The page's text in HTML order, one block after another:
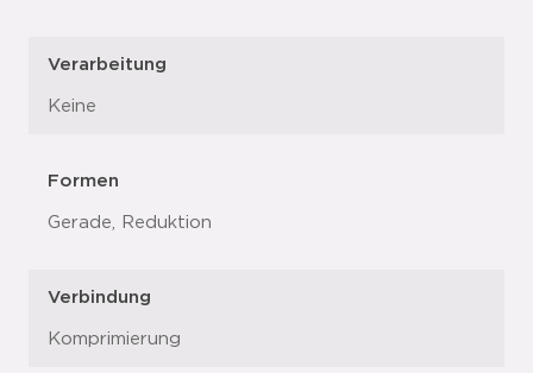
Verarbeitung
Keine
Formen
Gerade, Reduktion
Verbindung
Komprimierung